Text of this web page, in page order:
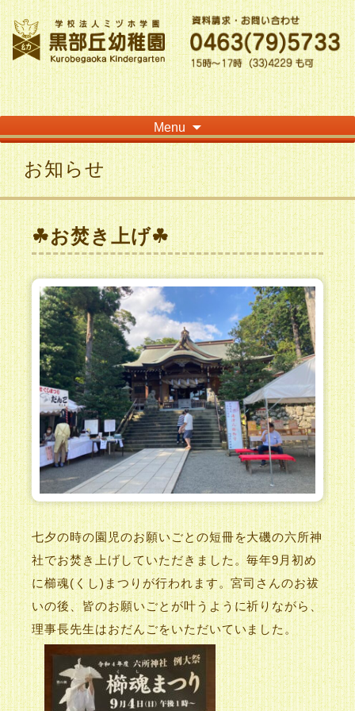
神奈川県平塚市の「学校法人ミヅホ学園黒部丘幼稚園」です！高麗山が見える閑静
な住宅街にある静かな環境で幼児教育を行っています
Menu
to
content
お知らせ
☘お焚き上げ☘
七夕の時の園児のお願いごとの短冊を大磯の六所神
社でお焚き上げしていただきました。毎年9月初め
に櫛魂(くし)まつりが行われます。宮司さんのお祓
いの後、皆のお願いごとが叶うように祈りながら、
理事長先生はおだんごをいただいていました。